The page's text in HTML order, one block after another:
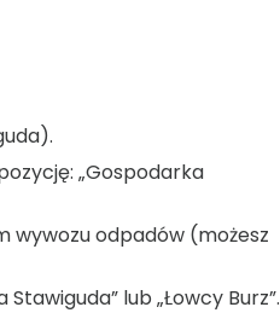
„Gospodarka
wywozu odpadów (możesz
lub „Łowcy Burz”.